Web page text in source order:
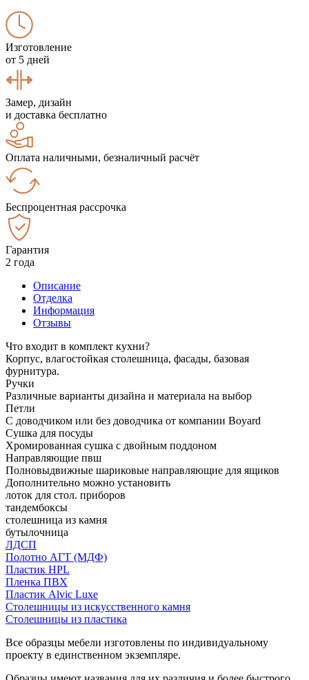
Изготовление
от 5 дней
Замер, дизайн
и доставка бесплатно
Оплата наличными, безналичный расчёт
Беспроцентная рассрочка
Гарантия
2 года
Описание
Отделка
Информация
Отзывы
Что входит в комплект кухни?
Корпус, влагостойкая столешница, фасады, базовая
фурнитура.
Ручки
Различные варианты дизайна и материала на выбор
Петли
С доводчиком или без доводчика от компании Boyard
Сушка для посуды
Хромированная сушка с двойным поддоном
Направляющие пвш
Полновыдвижные шариковые направляющие для ящиков
Дополнительно можно установить
лоток для стол. приборов
тандембоксы
столешница из камня
бутылочница
ЛДСП
Полотно АГТ (МДФ)
Пластик HPL
Пленка ПВХ
Пластик Alvic Luxe
Столешницы из искусственного камня
Столешницы из пластика
Все образцы мебели изготовлены по индивидуальному
проекту в единственном экземпляре.